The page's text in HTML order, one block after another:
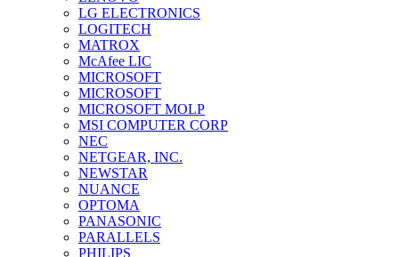
LG ELECTRONICS
LOGITECH
MATROX
McAfee LIC
MICROSOFT
MICROSOFT
MICROSOFT MOLP
MSI COMPUTER CORP
NEC
NETGEAR, INC.
NEWSTAR
NUANCE
OPTOMA
PANASONIC
PARALLELS
PHILIPS